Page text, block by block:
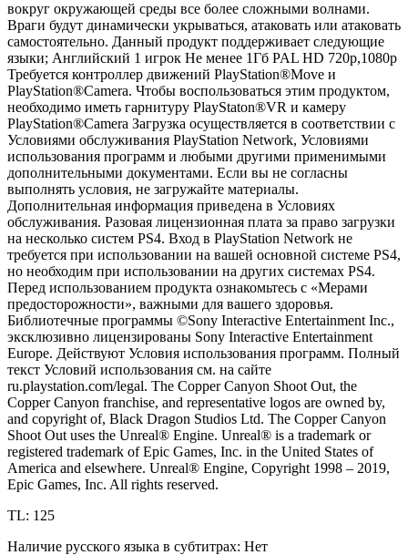
вокруг окружающей среды все более сложными волнами.
Враги будут динамически укрываться, атаковать или атаковать
самостоятельно. Данный продукт поддерживает следующие
языки; Английский 1 игрок Не менее 1Гб PAL HD 720p,1080p
Требуется контроллер движений PlayStation®Move и
PlayStation®Camera. Чтобы воспользоваться этим продуктом,
необходимо иметь гарнитуру PlayStaton®VR и камеру
PlayStation®Camera Загрузка осуществляется в соответствии с
Условиями обслуживания PlayStation Network, Условиями
использования программ и любыми другими применимыми
дополнительными документами. Если вы не согласны
выполнять условия, не загружайте материалы.
Дополнительная информация приведена в Условиях
обслуживания. Разовая лицензионная плата за право загрузки
на несколько систем PS4. Вход в PlayStation Network не
требуется при использовании на вашей основной системе PS4,
но необходим при использовании на других системах PS4.
Перед использованием продукта ознакомьтесь с «Мерами
предосторожности», важными для вашего здоровья.
Библиотечные программы ©Sony Interactive Entertainment Inc.,
эксклюзивно лицензированы Sony Interactive Entertainment
Europe. Действуют Условия использования программ. Полный
текст Условий использования см. на сайте
ru.playstation.com/legal. The Copper Canyon Shoot Out, the
Copper Canyon franchise, and representative logos are owned by,
and copyright of, Black Dragon Studios Ltd. The Copper Canyon
Shoot Out uses the Unreal® Engine. Unreal® is a trademark or
registered trademark of Epic Games, Inc. in the United States of
America and elsewhere. Unreal® Engine, Copyright 1998 – 2019,
Epic Games, Inc. All rights reserved.
TL: 125
Наличие русского языка в субтитрах: Нет